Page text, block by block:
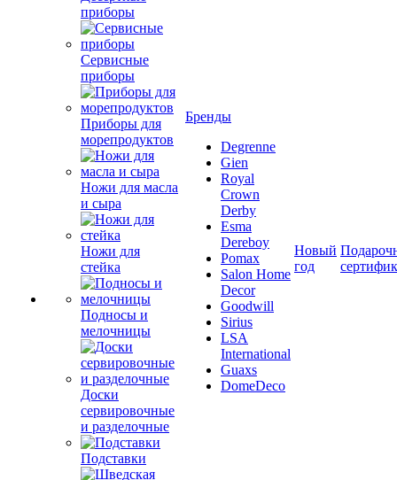
приборы
Сервисные
приборы
Приборы для
морепродуктов
Ножи для масла
и сыра
Ножи для
стейка
Подносы и
мелочницы
Доски
сервировочные
и разделочные
Подставки
Бренды
Degrenne
Gien
Royal
Crown
Derby
Esma
Dereboy
Pomax
Salon Home
Decor
Goodwill
Sirius
LSA
International
Guaxs
DomeDeco
Новый
год